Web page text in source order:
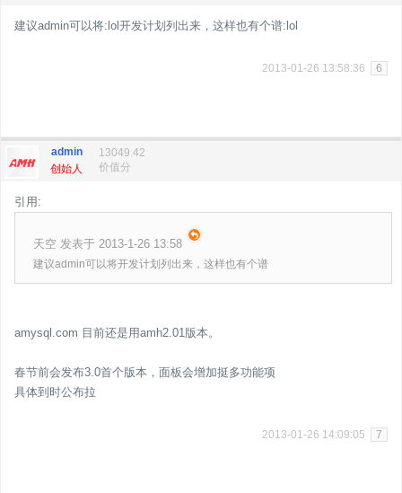
建议admin可以将:lol开发计划列出来，这样也有个谱:lol
2013-01-26 13:58:36 6
admin
创始人
13049.42
价值分
引用:
天空 发表于 2013-1-26 13:58
建议admin可以将开发计划列出来，这样也有个谱
amysql.com 目前还是用amh2.01版本。
春节前会发布3.0首个版本，面板会增加挺多功能项
具体到时公布拉
2013-01-26 14:09:05 7